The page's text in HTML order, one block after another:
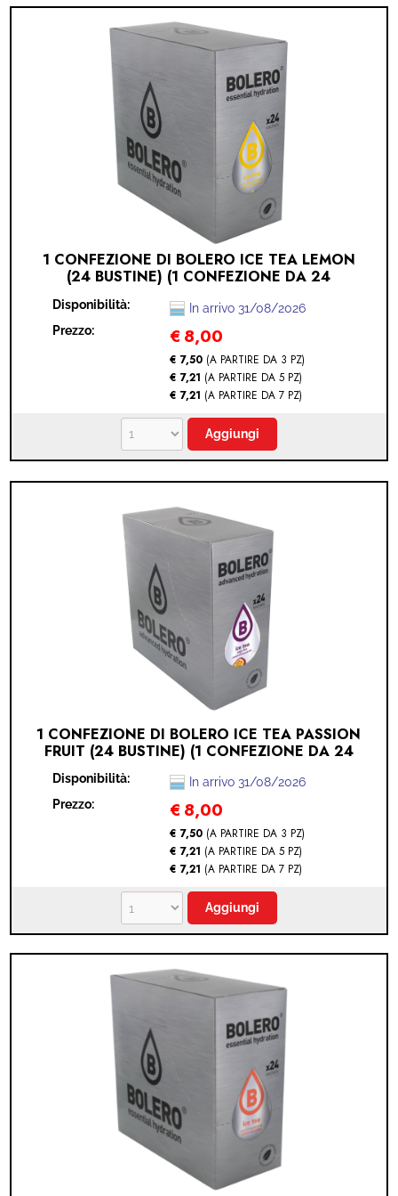
1 CONFEZIONE DI BOLERO ICE TEA LEMON
(24 BUSTINE) (1 CONFEZIONE DA 24
Disponibilità:
In arrivo 31/08/2026
Prezzo:
€ 8,00
€ 7,50 (A PARTIRE DA 3 PZ)
€ 7,21 (A PARTIRE DA 5 PZ)
€ 7,21 (A PARTIRE DA 7 PZ)
1 CONFEZIONE DI BOLERO ICE TEA PASSION
FRUIT (24 BUSTINE) (1 CONFEZIONE DA 24
BUSTINE - TEA PASSION)
Disponibilità:
In arrivo 31/08/2026
Prezzo:
€ 8,00
€ 7,50 (A PARTIRE DA 3 PZ)
€ 7,21 (A PARTIRE DA 5 PZ)
€ 7,21 (A PARTIRE DA 7 PZ)